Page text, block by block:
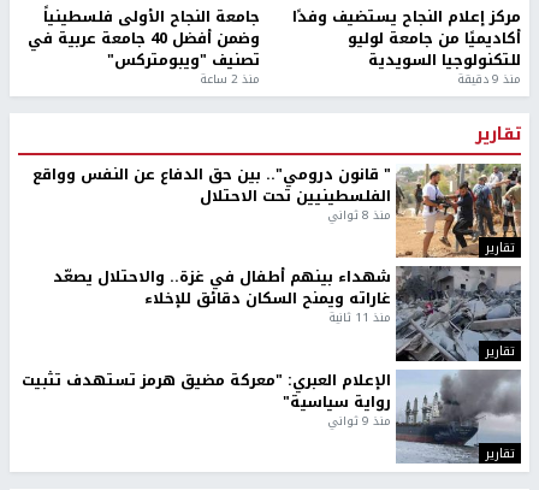
مركز إعلام النجاح يستضيف وفدًا
أكاديميًا من جامعة لوليو
للتكنولوجيا السويدية
منذ 9 دقيقة
جامعة النجاح الأولى فلسطينياً
وضمن أفضل 40 جامعة عربية في
تصنيف "ويبومتركس"
منذ 2 ساعة
تقارير
تقارير
" قانون درومي".. بين حق الدفاع عن النفس وواقع
الفلسطينيين تحت الاحتلال
منذ 8 ثواني
تقارير
شهداء بينهم أطفال في غزة.. والاحتلال يصعّد
غاراته ويمنح السكان دقائق للإخلاء
منذ 11 ثانية
تقارير
الإعلام العبري: "معركة مضيق هرمز تستهدف تثبيت
رواية سياسية"
منذ 9 ثواني